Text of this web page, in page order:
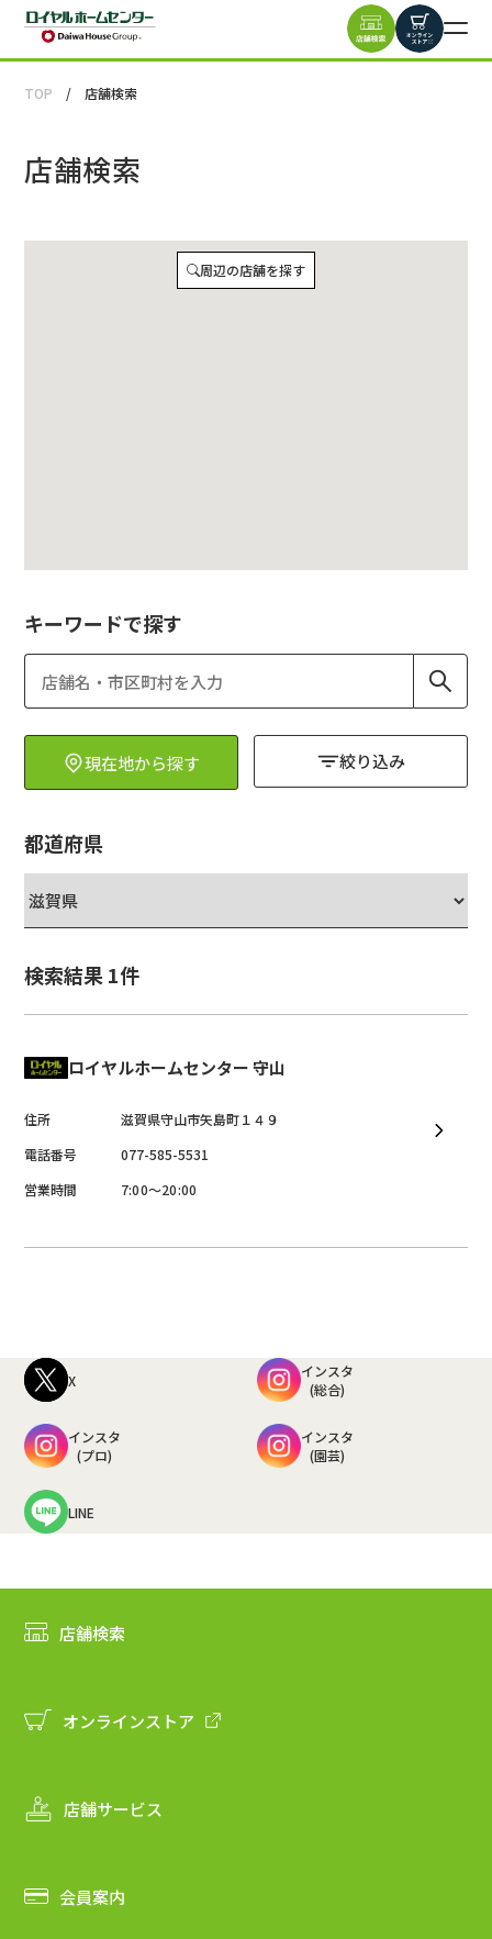
TOP 店舗検索
店舗検索
周辺の店舗を探す
現在地から探す
キーワードで探す
絞り込み
都道府県
検索結果 1件
ロイヤルホームセンター 守山
住所 滋賀県守山市矢島町１４９
電話番号
077-585-5531
営業時間
7:00～20:00
X
インスタ
(総合)
インスタ
(プロ)
インスタ
(園芸)
LINE
店舗検索
オンラインストア
店舗サービス
会員案内